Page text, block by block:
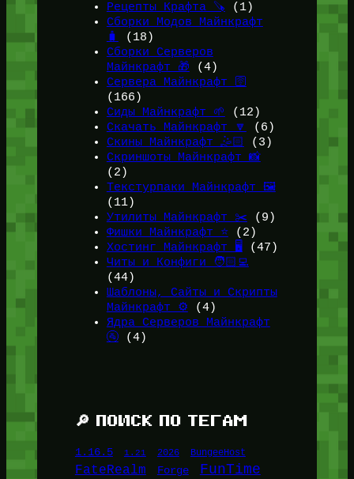
Рецепты Крафта 🪚 (1)
Сборки Модов Майнкрафт
🧳
(18)
Сборки Серверов
Майнкрафт 🎁 (4)
Сервера Майнкрафт 🛜
(166)
Сиды Майнкрафт 🌱
(12)
Скачать Майнкрафт 🔽
(6)
Скины Майнкрафт 🤹🏻
(3)
Скриншоты Майнкрафт 📸
(2)
Текстурпаки Майнкрафт 🖼️
(11)
Утилиты Майнкрафт ✂️ (9)
Фишки Майнкрафт ⭐(2)
Хостинг Майнкрафт 🖥️ (47)
Читы и Конфиги 🧑🏻‍💻
(44)
Шаблоны, Сайты и Скрипты
Майнкрафт ⚙️ (4)
Ядра Серверов Майнкрафт
🚰(4)
🔎 ПОИСК ПО ТЕГАМ
1.16.5 1.21 2026 BungeeHost
FateRealm Forge FunTime